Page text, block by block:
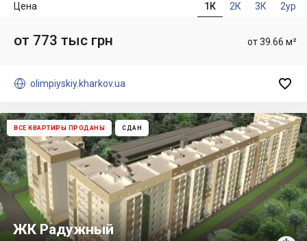
1К 2К 3К 2ур
Цена
от 39.66 м²
от 773 тыс грн
 olimpiyskiy.kharkov.ua 
ВСЕ КВАРТИРЫ ПРОДАНЫ СДАН
ЖК Радужный